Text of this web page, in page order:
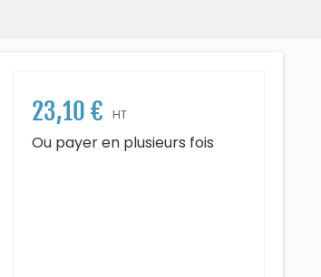
23,10 € HT
Ou payer en plusieurs fois